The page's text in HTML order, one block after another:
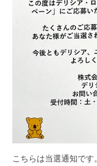
こちらは当選通知です。